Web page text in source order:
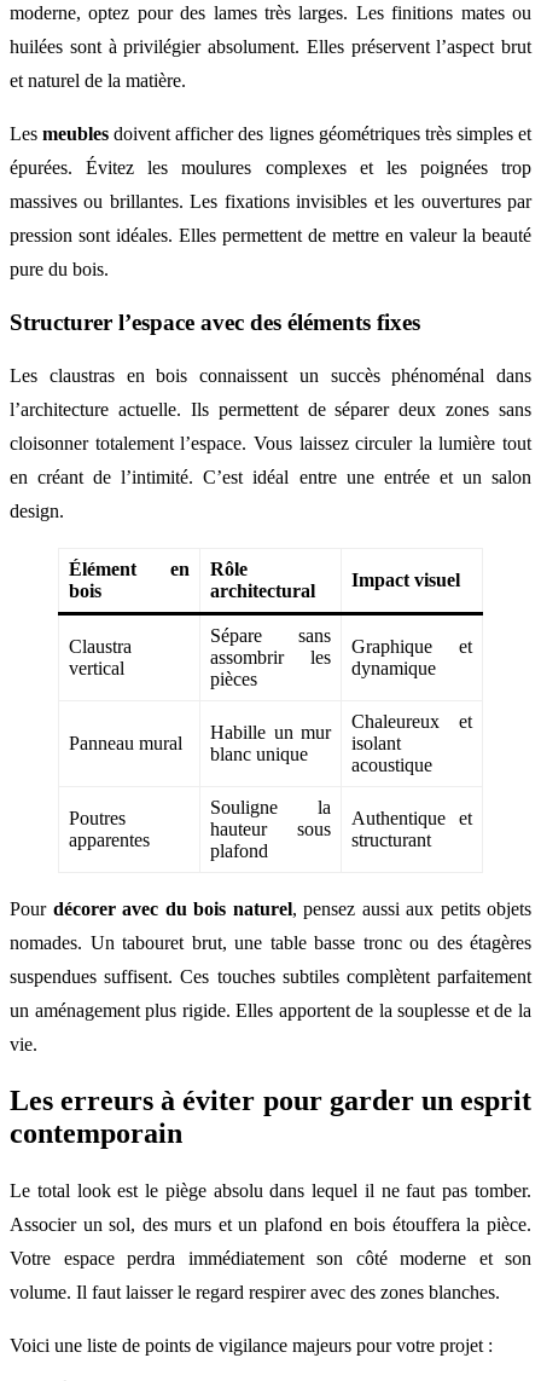
moderne, optez pour des lames très larges. Les finitions mates ou
huilées sont à privilégier absolument. Elles préservent l’aspect brut
et naturel de la matière.
Lesmeubles doivent afficher des lignes géométriques très simples et
épurées. Évitez les moulures complexes et les poignées trop
massives ou brillantes. Les fixations invisibles et les ouvertures par
pression sont idéales. Elles permettent de mettre en valeur la beauté
pure du bois.
Structurer l’espace avec des éléments fixes
Les claustras en bois connaissent un succès phénoménal dans
l’architecture actuelle. Ils permettent de séparer deux zones sans
cloisonner totalement l’espace. Vous laissez circuler la lumière tout
en créant de l’intimité. C’est idéal entre une entrée et un salon
design.
Élément en
bois
Rôle
architectural
Impact visuel
Claustra
vertical
Sépare sans
assombrir les
pièces
Graphique et
dynamique
Panneau mural
Habille un mur
blanc unique
Chaleureux et
isolant
acoustique
Poutres
apparentes
Souligne la
hauteur sous
plafond
Authentique et
structurant
Pour décorer avec du bois naturel, pensez aussi aux petits objets
nomades. Un tabouret brut, une table basse tronc ou des étagères
suspendues suffisent. Ces touches subtiles complètent parfaitement
un aménagement plus rigide. Elles apportent de la souplesse et de la
vie.
Les erreurs à éviter pour garder un esprit
contemporain
Le total look est le piège absolu dans lequel il ne faut pas tomber.
Associer un sol, des murs et un plafond en bois étouffera la pièce.
Votre espace perdra immédiatement son côté moderne et son
volume. Il faut laisser le regard respirer avec des zones blanches.
Voici une liste de points de vigilance majeurs pour votre projet :